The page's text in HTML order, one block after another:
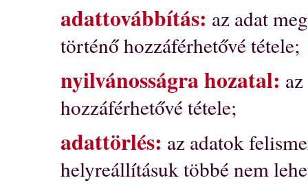
adattovábbítás: az adat
történő hozzáférhetővé tétele;
nyilvánosságra hozatal:
hozzáférhetővé tétele;
adattörlés: az adatok
helyreállításuk többé nem